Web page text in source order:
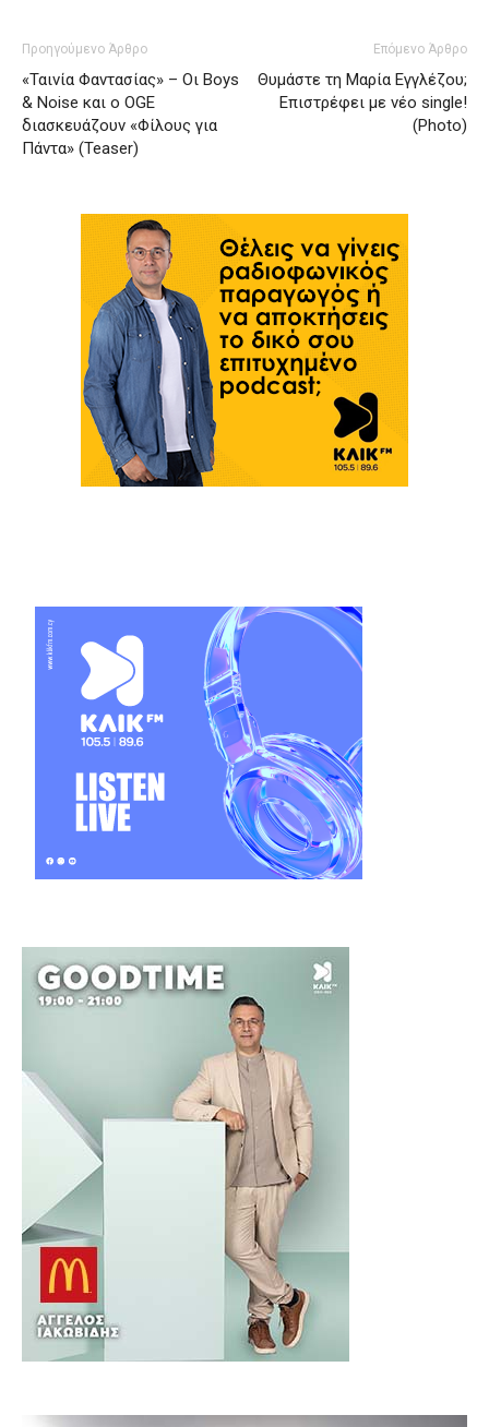
Προηγούμενο Άρθρο
«Ταινία Φαντασίας» – Οι Boys
& Noise και ο OGE
διασκευάζουν «Φίλους για
Πάντα» (Teaser)
Επόμενο Άρθρο
Θυμάστε τη Μαρία Εγγλέζου;
Επιστρέφει με νέο single!
(Photo)